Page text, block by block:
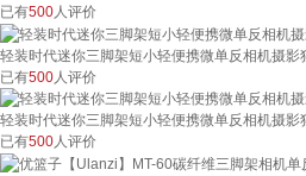
已有500 人评价
轻装时代迷你三脚架短小轻便携微单反相机摄
已有500 人评价
轻装时代迷你三脚架短小轻便携微单反相机摄
已有500人评价